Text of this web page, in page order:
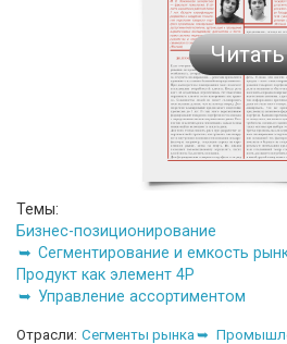
Читать
Темы:
Бизнес-позиционирование
Сегментирование и емкость
Продукт как элемент 4P
Управление ассортиментом
Отрасли: Сегменты рынка